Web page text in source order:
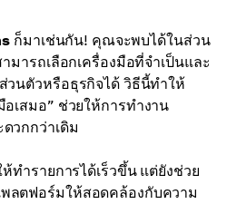
ก็มาเช่นกัน! คุณจะพบได้ในส่วน
มารถเลือกเครื่องมือที่จำเป็นและ
วนตัวหรือธุรกิจได้ วิธีนี้ทำให้
เสมอ” ช่วยให้การทำงาน
วกกว่าเดิม
ทำรายการได้เร็วขึ้น แต่ยังช่วย
ลตฟอร์มให้สอดคล้องกับความ